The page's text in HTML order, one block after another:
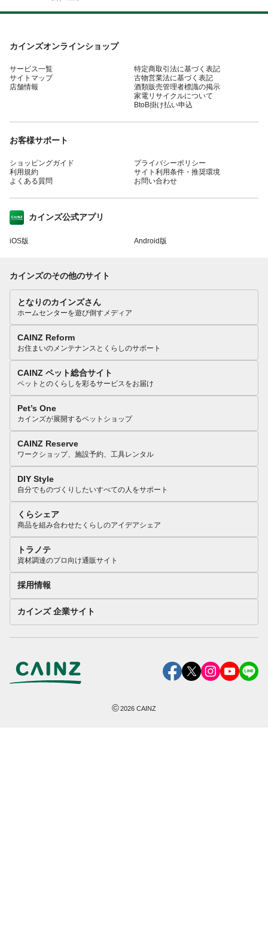
カインズオンラインショップ
サービス一覧
サイトマップ
店舗情報
特定商取引法に基づく表記
古物営業法に基づく表記
酒類販売管理者標識の掲示
家電リサイクルについて
BtoB掛け払い申込
お客様サポート
ショッピングガイド
利用規約
よくある質問
プライバシーポリシー
サイト利用条件・推奨環境
お問い合わせ
カインズ公式アプリ
iOS版 Android版
カインズのその他のサイト
となりのカインズさん
ホームセンターを遊び倒すメディア
CAINZ Reform
お住まいのメンテナンスとくらしのサポート
CAINZ ペット総合サイト
ペットとのくらしを彩るサービスをお届け
Pet’s One
カインズが展開するペットショップ
CAINZ Reserve
ワークショップ、施設予約、工具レンタル
DIY Style
自分でものづくりしたいすべての人をサポート
くらシェア
商品を組み合わせたくらしのアイデアシェア
トラノテ
資材調達のプロ向け通販サイト
採用情報
カインズ 企業サイト
©2026 CAINZ